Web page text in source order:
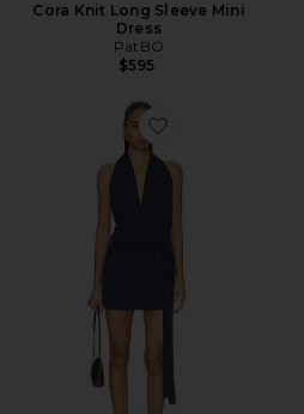
Cora Knit Long Sleeve Mini
Dress
PatBO
$595
Favorite Polly Dress